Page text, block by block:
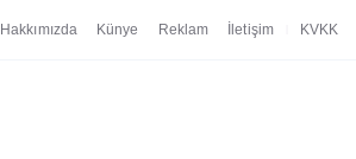
Hakkımızda Künye Reklam İletişim KVKK